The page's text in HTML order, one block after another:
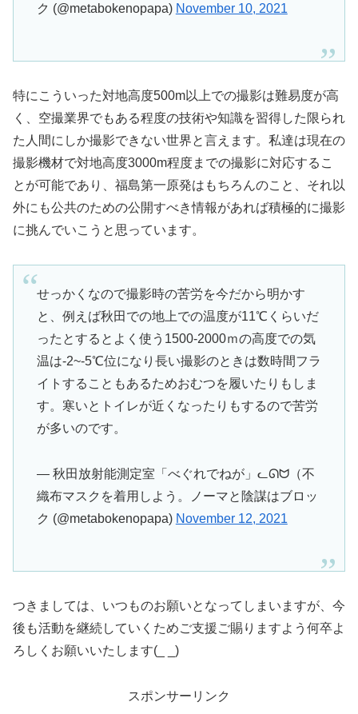
ク (@metabokenopapa) November 10, 2021
特にこういった対地高度500m以上での撮影は難易度が高
く、空撮業界でもある程度の技術や知識を習得した限られ
た人間にしか撮影できない世界と言えます。私達は現在の
撮影機材で対地高度3000m程度までの撮影に対応するこ
とが可能であり、福島第一原発はもちろんのこと、それ以
外にも公共のための公開すべき情報があれば積極的に撮影
に挑んでいこうと思っています。
せっかくなので撮影時の苦労を今だから明かす
と、例えば秋田での地上での温度が11℃くらいだ
ったとするとよく使う1500-2000ｍの高度での気
温は-2~-5℃位になり長い撮影のときは数時間フラ
イトすることもあるためおむつを履いたりもしま
す。寒いとトイレが近くなったりもするので苦労
が多いのです。
— 秋田放射能測定室「べぐれでねが」ᓚᘏᗢ（不
織布マスクを着用しよう。ノーマと陰謀はブロッ
ク (@metabokenopapa) November 12, 2021
つきましては、いつものお願いとなってしまいますが、今
後も活動を継続していくためご支援ご賜りますよう何卒よ
ろしくお願いいたします(_ _)
スポンサーリンク